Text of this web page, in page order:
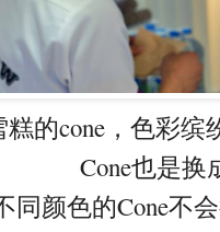
的cone，色彩缤
Cone也是换
同颜色的Cone不